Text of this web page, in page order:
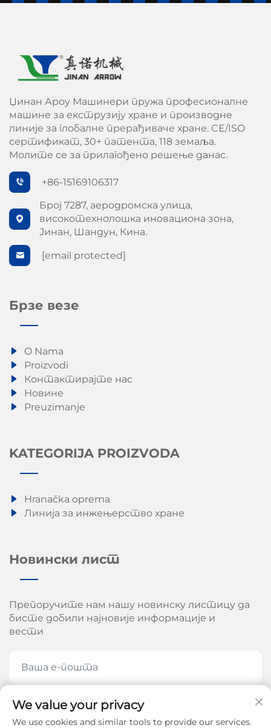
Џинан Ароу Машинери пружа професионалне
машине за екструзију хране и производне
линије за глобалне прерађиваче хране. CE/ISO
сертификат, 30+ патента, 118 земаља.
Молите се за прилагођено решење данас.
+86-15169106317
Број 7287, аеродромска улица,
високотехнолошка иновациона зона,
Јинан, Шандун, Кина.
[email protected]
Брзе везе
O Nama
Proizvodi
Контактирајте нас
Новине
Preuzimanje
KATEGORIJA PROIZVODA
Hranačka oprema
Линија за инжењерство хране
Новински лист
Препоручите нам нашу новинску листицу да
бисте добили најновије информације и
вести
ПРЕПОРУЧИТЕ СЕ САДА
We value your privacy
We use cookies and similar tools to provide our services.